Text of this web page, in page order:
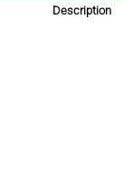
Description